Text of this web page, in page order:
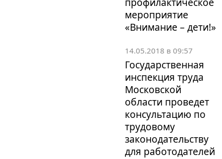
мероприятие
«Внимание – дети!»
14.05.2018 в 09:57
Государственная
инспекция труда
Московской
области проведет
консультацию по
трудовому
законодательству
для работодателей